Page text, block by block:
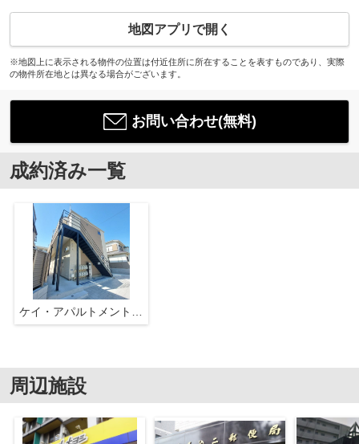
地図アプリで開く
※地図上に表示される物件の位置は付近住所に所在することを表すものであり、実際
の物件所在地とは異なる場合がございます。
お問い合わせ(無料)
成約済み一覧
ケイ・アパルトメント山王
周辺施設